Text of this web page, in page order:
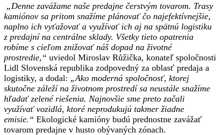
„Denne zavážame naše predajne čerstvým tovarom. Trasy
kamiónov sa pritom snažíme plánovať čo najefektívnejšie,
naplno ich vyťažovať a využívať ich aj na spätnú logistiku
z predajní na centrálne sklady. Všetky tieto opatrenia
robíme s cieľom znižovať náš dopad na životné
prostredie,“ uviedol Miroslav Růžička, konateľ spoločnosti
Lidl Slovenská republika zodpovedný za oblasť predaja a
logistiky, a dodal: „Ako moderná spoločnosť, ktorej
skutočne záleží na životnom prostredí sa neustále snažíme
hľadať zelené riešenia. Najnovšie sme preto začali
využívať vozidlá, ktoré neprodukujú takmer žiadne
emisie.“ Ekologické kamióny budú prednostne zavážať
tovarom predajne v husto obývaných zónach.